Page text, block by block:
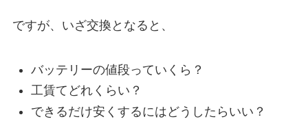
ですが、いざ交換となると、
バッテリーの値段っていくら？
工賃てどれくらい？
できるだけ安くするにはどうしたらいい？